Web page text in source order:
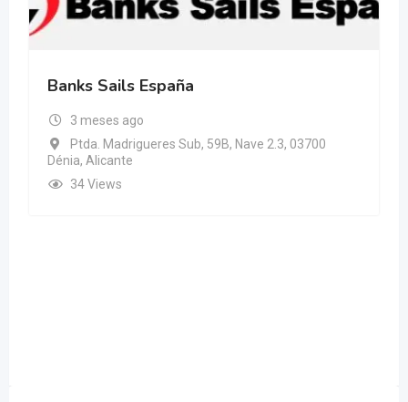
Banks Sails España
3 meses ago
Ptda. Madrigueres Sub, 59B, Nave 2.3, 03700
Dénia, Alicante
34 Views